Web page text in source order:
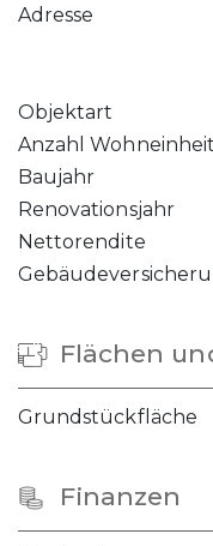
Adresse
Objektart
Anzahl
Baujahr
Renovationsjahr
Nettorendite
Flächen
Grundstückfläche
Finanzen